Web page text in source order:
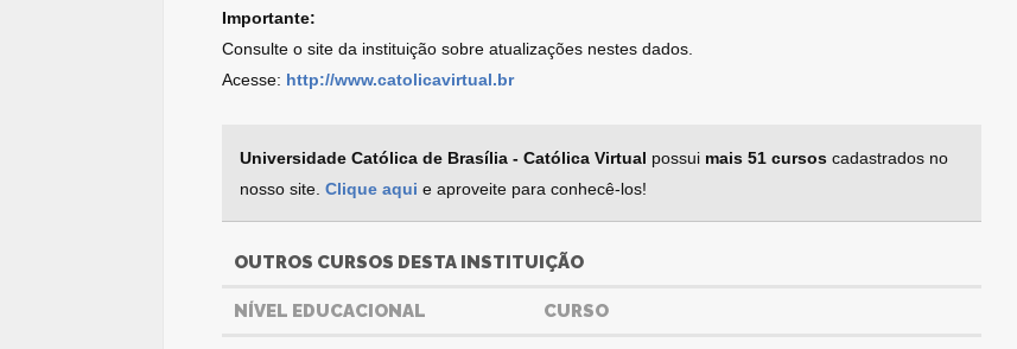
Importante:
Consulte o site da instituição sobre atualizações nestes dados.
Acesse: http://www.catolicavirtual.br
Universidade Católica de Brasília - Católica Virtual possui mais 51 cursos cadastrados no
nosso site. Clique aqui e aproveite para conhecê-los!
OUTROS CURSOS DESTA INSTITUIÇÃO
NÍVEL EDUCACIONAL CURSO